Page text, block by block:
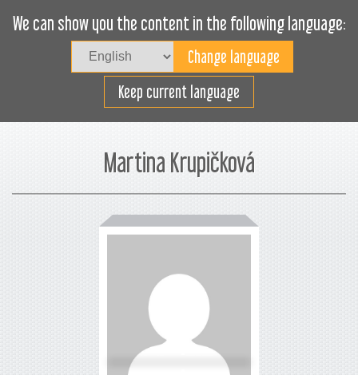
We can show you the content in the following language:
Keep current language
Effizientes Laden
Martina Krupičková